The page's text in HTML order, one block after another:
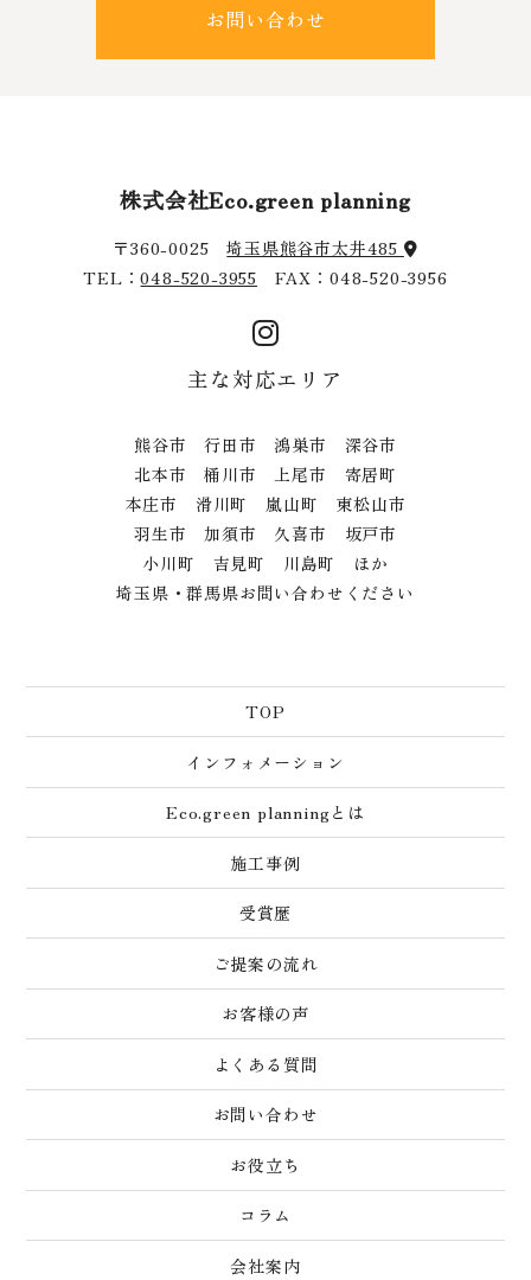
お問い合わせ
株式会社Eco.green planning
〒360-0025埼玉県熊谷市太井485
TEL：048-520-3955 FAX：048-520-3956
主な対応エリア
熊谷市 行田市 鴻巣市 深谷市
北本市 桶川市 上尾市 寄居町
本庄市 滑川町 嵐山町 東松山市
羽生市 加須市 久喜市 坂戸市
小川町 吉見町 川島町 ほか
埼玉県・群馬県お問い合わせください
TOP
インフォメーション
Eco.green planningとは
施工事例
受賞歴
ご提案の流れ
お客様の声
よくある質問
お問い合わせ
お役立ち
コラム
会社案内